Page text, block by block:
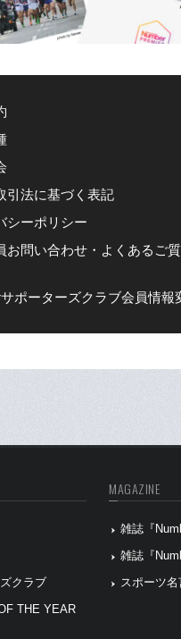
引法に基づく表記
シーポリシー
お問い合わせ・よくあるご
ポーターズクラブ会員情報
クラブ
THE YEAR
MAGAZINE
雑誌『
雑誌『
スポーツ